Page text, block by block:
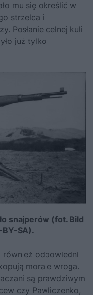
mu się określić w
strzelca i
Posłanie celnej kuli
już tylko
snajperów (fot. Bild
SA).
również odpowiedni
morale wroga.
są prawdziwym
czy Pawliczenko,